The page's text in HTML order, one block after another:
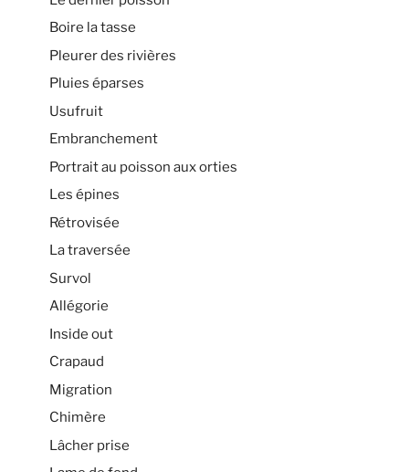
Boire la tasse
Pleurer des rivières
Pluies éparses
Usufruit
Embranchement
Portrait au poisson aux orties
Les épines
Rétrovisée
La traversée
Survol
Allégorie
Inside out
Crapaud
Migration
Chimère
Lâcher prise